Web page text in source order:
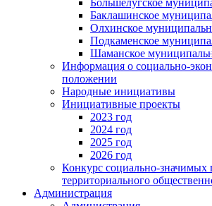
Баклашинское
Олхинское
Подкаменское
Шаманское
Информация о социально-
положении
Народные инициативы
Инициативные проекты
2023 год
2024 год
2025 год
2026 год
Конкурс социально-значимых
территориального
Администрация